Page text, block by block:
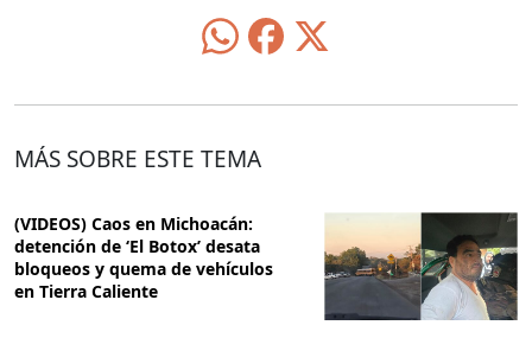
MÁS SOBRE ESTE TEMA
(VIDEOS) Caos en Michoacán:
detención de ‘El Botox’ desata
bloqueos y quema de vehículos
en Tierra Caliente